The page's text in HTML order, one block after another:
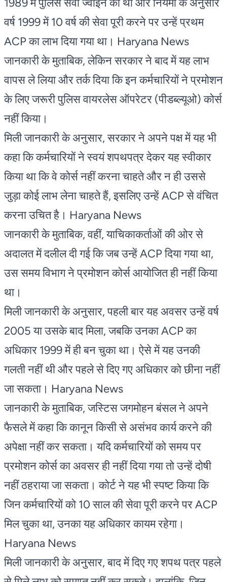
1989 में पुलिस सेवा ज्वाइन की थी और नियमों के अनुसार
वर्ष 1999 में 10 वर्ष की सेवा पूरी करने पर उन्हें प्रथम
ACP का लाभ दिया गया था। Haryana News
जानकारी के मुताबिक, लेकिन सरकार ने बाद में यह लाभ
वापस ले लिया और तर्क दिया कि इन कर्मचारियों ने प्रमोशन
के लिए जरूरी पुलिस वायरलेस ऑपरेटर (पीडब्ल्यूओ) कोर्स
नहीं किया।
मिली जानकारी के अनुसार, सरकार ने अपने पक्ष में यह भी
कहा कि कर्मचारियों ने स्वयं शपथपत्र देकर यह स्वीकार
किया था कि वे कोर्स नहीं करना चाहते और न ही उससे
जुड़ा कोई लाभ लेना चाहते हैं, इसलिए उन्हें ACP से वंचित
करना उचित है। Haryana News
जानकारी के मुताबिक, वहीं, याचिकाकर्ताओं की ओर से
अदालत में दलील दी गई कि जब उन्हें ACP दिया गया था,
उस समय विभाग ने प्रमोशन कोर्स आयोजित ही नहीं किया
था।
मिली जानकारी के अनुसार, पहली बार यह अवसर उन्हें वर्ष
2005 या उसके बाद मिला, जबकि उनका ACP का
अधिकार 1999 में ही बन चुका था। ऐसे में यह उनकी
गलती नहीं थी और पहले से दिए गए अधिकार को छीना नहीं
जा सकता। Haryana News
जानकारी के मुताबिक, जस्टिस जगमोहन बंसल ने अपने
फैसले में कहा कि कानून किसी से असंभव कार्य करने की
अपेक्षा नहीं कर सकता। यदि कर्मचारियों को समय पर
प्रमोशन कोर्स का अवसर ही नहीं दिया गया तो उन्हें दोषी
नहीं ठहराया जा सकता। कोर्ट ने यह भी स्पष्ट किया कि
जिन कर्मचारियों को 10 साल की सेवा पूरी करने पर ACP
मिल चुका था, उनका यह अधिकार कायम रहेगा।
Haryana News
मिली जानकारी के अनुसार, बाद में दिए गए शपथ पत्र पहले